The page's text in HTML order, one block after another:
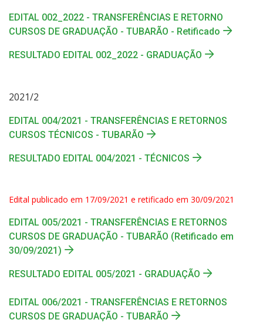
EDITAL 002_2022 - TRANSFERÊNCIAS E RETORNO
CURSOS DE GRADUAÇÃO - TUBARÃO - Retificado
RESULTADO EDITAL 002_2022 - GRADUAÇÃO
2021/2
EDITAL 004/2021 - TRANSFERÊNCIAS E RETORNOS
CURSOS TÉCNICOS - TUBARÃO
RESULTADO EDITAL 004/2021 - TÉCNICOS
Edital publicado em 17/09/2021 e retificado em 30/09/2021
EDITAL 005/2021 - TRANSFERÊNCIAS E RETORNOS
CURSOS DE GRADUAÇÃO - TUBARÃO (Retificado em
30/09/2021)
RESULTADO EDITAL 005/2021 - GRADUAÇÃO
EDITAL 006/2021 - TRANSFERÊNCIAS E RETORNOS
CURSOS DE GRADUAÇÃO - TUBARÃO